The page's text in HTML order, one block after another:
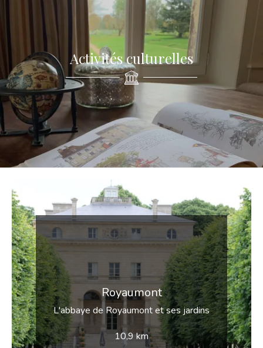
Activités culturelles
Royaumont
L'abbaye de Royaumont et ses jardins
10,9 km